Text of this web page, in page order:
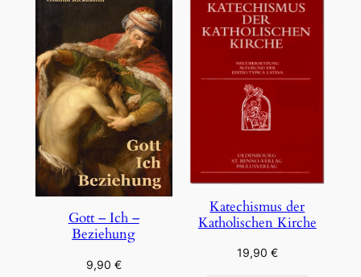
Gott – Ich –
Beziehung
9,90 €
Katechismus der
Katholischen Kirche
19,90 €